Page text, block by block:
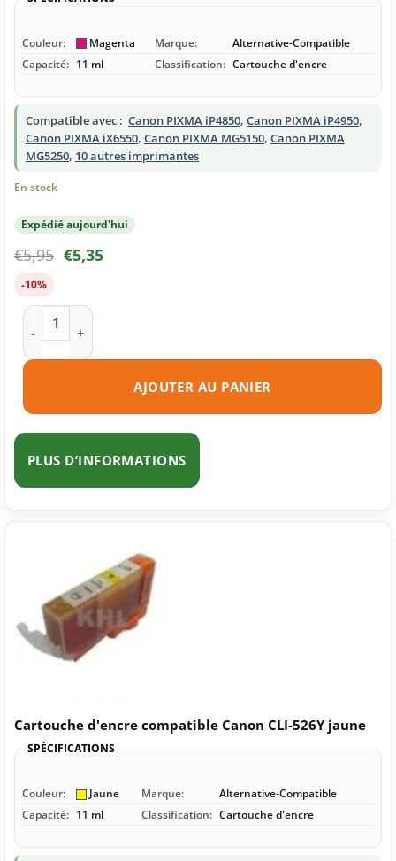
Couleur: Magenta Marque:
Alternative-Compatible
Capacité: 11 ml Classification: Cartouche d'encre
Compatible avec : Canon PIXMA iP4850, Canon PIXMA iP4950,
Canon PIXMA iX6550, Canon PIXMA MG5150, Canon PIXMA
MG5250, 10 autres imprimantes
En stock
Expédié aujourd'hui
€5,95 €5,35
-10%
quantité de Cartouche d'encre compatible Canon CLI-526M
AJOUTER AU PANIER
PLUS D’INFORMATIONS
Cartouche d'encre compatible Canon CLI-526Y jaune
SPÉCIFICATIONS
Couleur: Jaune Marque:
Alternative-Compatible
Capacité: 11 ml Classification: Cartouche d'encre